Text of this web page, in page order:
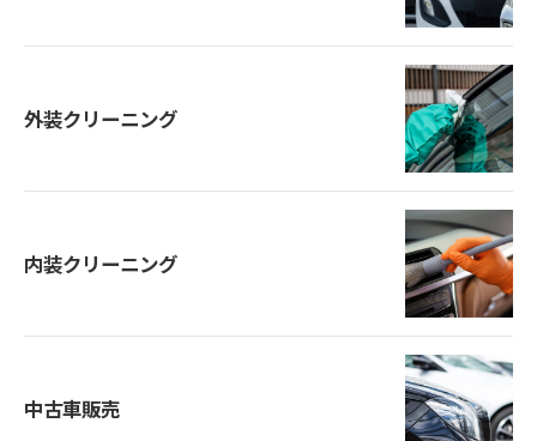
外装クリーニング
内装クリーニング
中古車販売